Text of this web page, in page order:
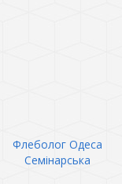
Флеболог Одеса
Семінарська